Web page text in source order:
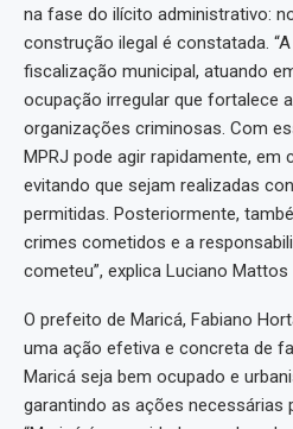
na fase do ilícito administrativo:
construção ilegal é constatada.
fiscalização municipal, atuando
ocupação irregular que fortalece
organizações criminosas. Com
MPRJ pode agir rapidamente,
evitando que sejam realizadas
permitidas. Posteriormente,
crimes cometidos e a
cometeu”, explica Luciano Mattos
O prefeito de Maricá, Fabiano
uma ação efetiva e concreta de
Maricá seja bem ocupado e
garantindo as ações necessárias